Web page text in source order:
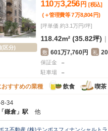
区分)
110万3,256 円 [税込]
(＋管理費等 7万8,804 円)
[坪単価 約3.1万円/坪]
118.42m² (35.82坪) |
敷 601万7,760円 礼
保証金 －
駐車場
－
すすめの業種
飲食 喫茶
8-34
「鎌倉」駅 他
ス不動産 (株)テンポスフィナンシャルトラ